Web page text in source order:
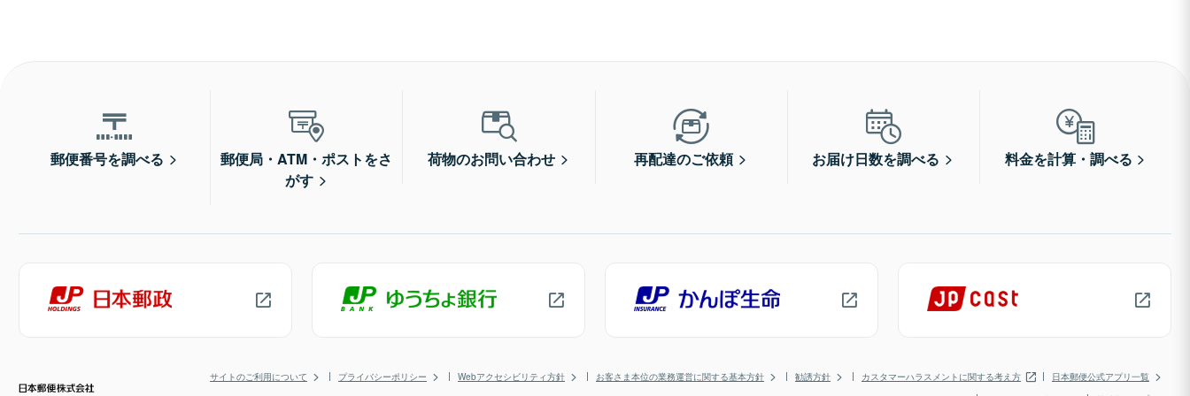
郵便番号を調べる
郵便局・ATM・ポストをさ
がす
荷物のお問い合わせ 再配達のご依頼 お届け日数を調べる 料金を計算・調べる
サイトのご利用について プライバシーポリシー Webアクセシビリティ方針 お客さま本位の業務運営に関する基本方針 勧誘方針 カスタマーハラスメントに関する考え方
日本郵便公式アプリ一覧